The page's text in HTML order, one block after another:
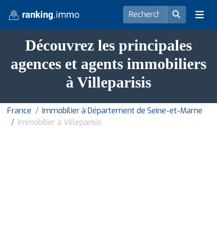
Découvrez les principales
agences et agents immobiliers
à Villeparisis
France
Immobilier à Département de Seine-et-Marne
Immobilier à Villeparisis